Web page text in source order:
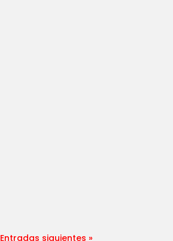
Entradas siguientes »